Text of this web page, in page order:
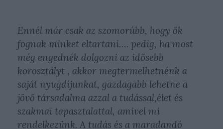
Ennél már csak az szomorúbb, hogy ők
fognak minket eltartani…. pedig, ha most
még engednék dolgozni az idősebb
korosztályt , akkor megtermelhetnénk a
saját nyugdíjunkat, gazdagabb lehetne a
jövő társadalma azzal a tudással,élet és
szakmai tapasztalattal, amivel mi
rendelkezünk. A tudás és a maradandó